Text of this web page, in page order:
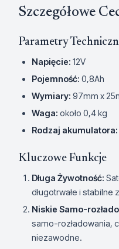
Szczegółowe
Parametry
Napięcie: 12V
Pojemność: 0,8Ah
Wymiary: 97mm x
Waga: około 0,4 kg
Rodzaj akumulatora:
Kluczowe Funkcje
Długa Żywotność:
długotrwałe i stabilne
Niskie Samo-
samo-rozładowania,
niezawodne.